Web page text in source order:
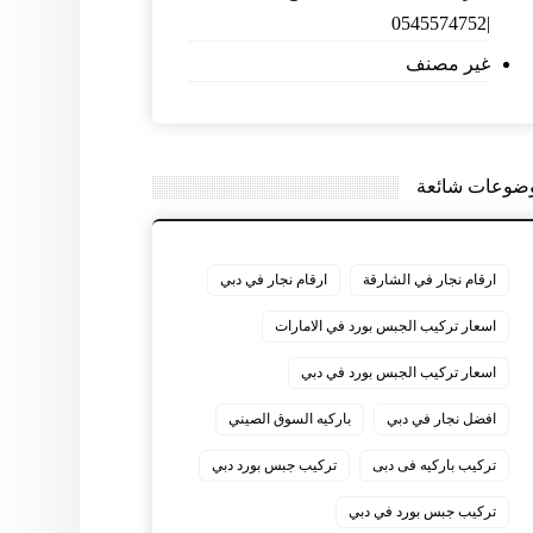
|0545574752
غير مصنف
شائعة
ارقام نجار في الشارقة ارقام نجار في دبي
اسعار تركيب الجبس بورد في الامارات
اسعار تركيب الجبس بورد في دبي
افضل نجار في دبي باركيه السوق الصيني
تركيب باركيه فى دبى تركيب جبس بورد دبي
تركيب جبس بورد في دبي